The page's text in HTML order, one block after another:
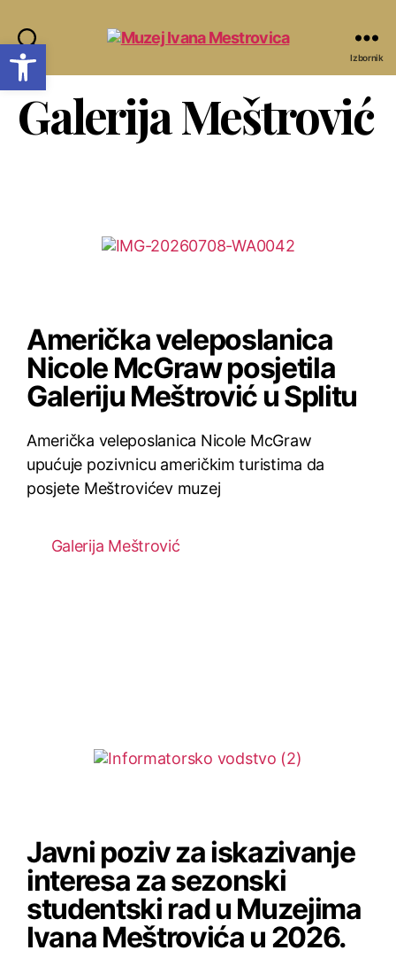
Pretraži Izbornik
Galerija Meštrović
Američka veleposlanica
Nicole McGraw posjetila
Galeriju Meštrović u Splitu
Američka veleposlanica Nicole McGraw
upućuje pozivnicu američkim turistima da
posjete Meštrovićev muzej
Galerija Meštrović
Javni poziv za iskazivanje
interesa za sezonski
studentski rad u Muzejima
Ivana Meštrovića u 2026.
Open toolbar